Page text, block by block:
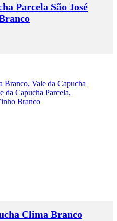
Parcela São José
Clima Branco